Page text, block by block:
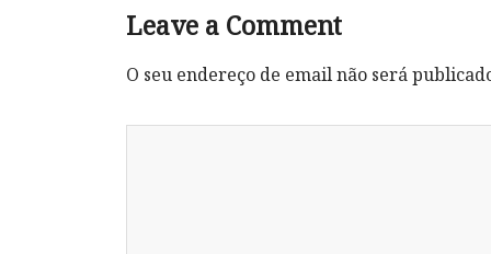
Leave a Comment
O seu endereço de email não será